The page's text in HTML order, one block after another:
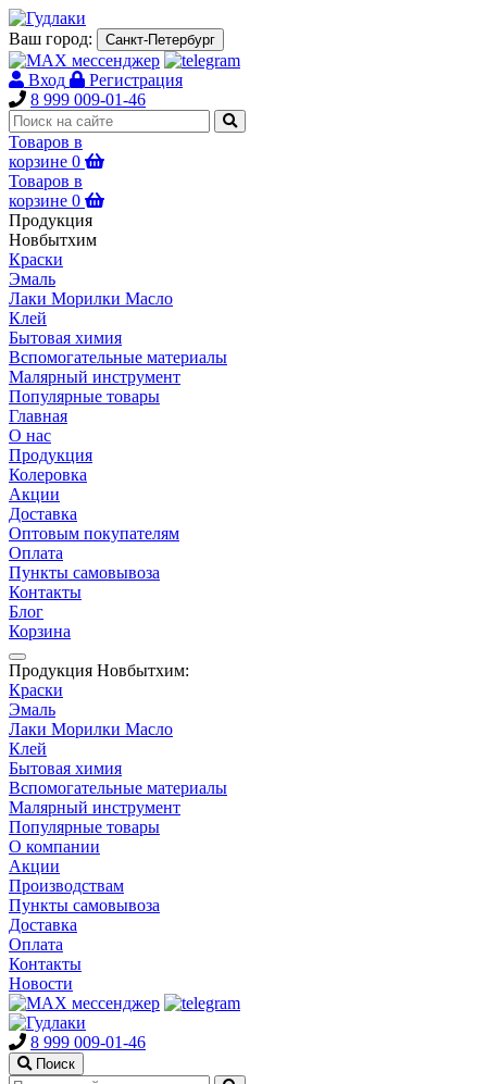
Ваш город: Санкт-Петербург
Вход
Регистрация
8 999 009-01-46
Товаров в
корзине 0
Товаров в
корзине 0
Продукция
Новбытхим
Краски
Эмаль
Лаки Морилки Масло
Клей
Бытовая химия
Вспомогательные материалы
Малярный инструмент
Популярные товары
Главная
О нас
Продукция
Колеровка
Акции
Доставка
Оптовым покупателям
Оплата
Пункты самовывоза
Контакты
Блог
Корзина
Продукция Новбытхим:
Краски
Эмаль
Лаки Морилки Масло
Клей
Бытовая химия
Вспомогательные материалы
Малярный инструмент
Популярные товары
О компании
Акции
Производствам
Пункты самовывоза
Доставка
Оплата
Контакты
Новости
8 999 009-01-46
Поиск